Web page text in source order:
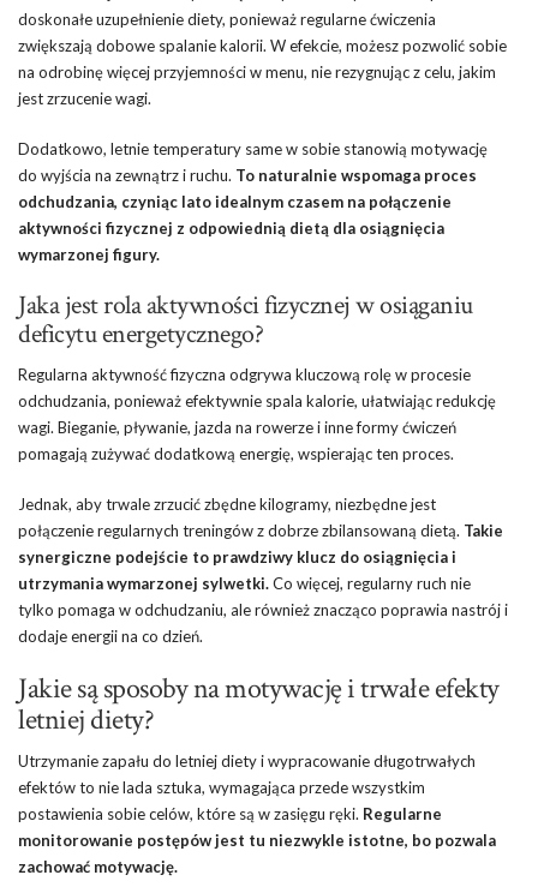
doskonałe uzupełnienie diety, ponieważ regularne ćwiczenia
zwiększają dobowe spalanie kalorii. W efekcie, możesz pozwolić sobie
na odrobinę więcej przyjemności w menu, nie rezygnując z celu, jakim
jest zrzucenie wagi.
Dodatkowo, letnie temperatury same w sobie stanowią motywację
do wyjścia na zewnątrz i ruchu. To naturalnie wspomaga proces
odchudzania, czyniąc lato idealnym czasem na połączenie
aktywności fizycznej z odpowiednią dietą dla osiągnięcia
wymarzonej figury.
Jaka jest rola aktywności fizycznej w osiąganiu
deficytu energetycznego?
Regularna aktywność fizyczna odgrywa kluczową rolę w procesie
odchudzania, ponieważ efektywnie spala kalorie, ułatwiając redukcję
wagi. Bieganie, pływanie, jazda na rowerze i inne formy ćwiczeń
pomagają zużywać dodatkową energię, wspierając ten proces.
Jednak, aby trwale zrzucić zbędne kilogramy, niezbędne jest
połączenie regularnych treningów z dobrze zbilansowaną dietą. Takie
synergiczne podejście to prawdziwy klucz do osiągnięcia i
utrzymania wymarzonej sylwetki.Co więcej, regularny ruch nie
tylko pomaga w odchudzaniu, ale również znacząco poprawia nastrój i
dodaje energii na co dzień.
Jakie są sposoby na motywację i trwałe efekty
letniej diety?
Utrzymanie zapału do letniej diety i wypracowanie długotrwałych
efektów to nie lada sztuka, wymagająca przede wszystkim
postawienia sobie celów, które są w zasięgu ręki. Regularne
monitorowanie postępów jest tu niezwykle istotne, bo pozwala
zachować motywację.